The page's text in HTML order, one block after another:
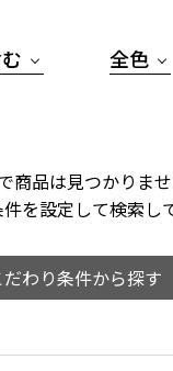
全色
商品は見つかりませ
を設定して検索し
だわり条件から探す